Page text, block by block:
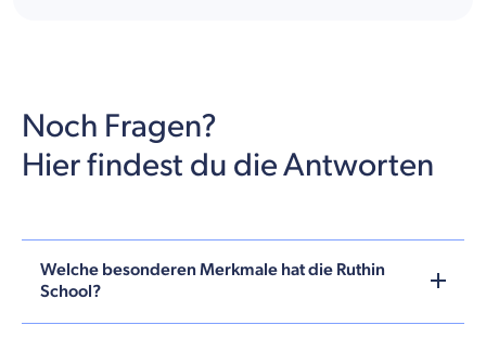
Noch Fragen?
Hier findest du die Antworten
Welche besonderen Merkmale hat die Ruthin
School?